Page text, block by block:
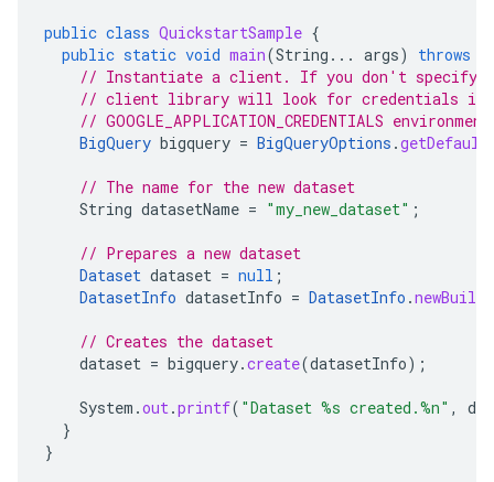
public class QuickstartSample {
public static void main(String ... args) throws
// Instantiate a client. If you don't specify
// client library will look for credentials in
// GOOGLE_APPLICATION_CREDENTIALS
BigQuery bigquery = BigQueryOptions .
// The name for the new dataset
String datasetName = "my_new_dataset" ;
// Prepares a new dataset
Dataset dataset = null ;
DatasetInfo datasetInfo = DatasetInfo .
// Creates the dataset
dataset = bigquery.create(datasetInfo);
System .out.printf( "Dataset %s created.%n" ,
}
}